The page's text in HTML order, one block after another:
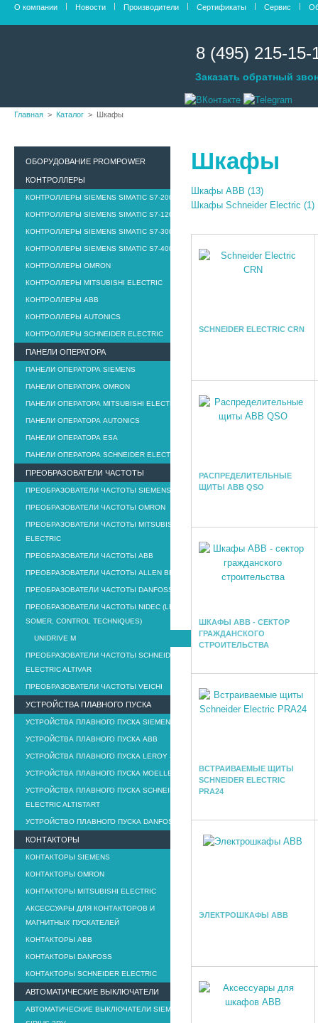
О компании Новости Производители Сертификаты Сервис
8 (495) 215-15-
Заказать обратный
Главная Каталог Шкафы
ОБОРУДОВАНИЕ PROMPOWER
КОНТРОЛЛЕРЫ
КОНТРОЛЛЕРЫ SIEMENS SIMATIC S7-200
КОНТРОЛЛЕРЫ SIEMENS SIMATIC S7-1200
КОНТРОЛЛЕРЫ SIEMENS SIMATIC S7-300
КОНТРОЛЛЕРЫ SIEMENS SIMATIC S7-400
КОНТРОЛЛЕРЫ OMRON
КОНТРОЛЛЕРЫ MITSUBISHI ELECTRIC
КОНТРОЛЛЕРЫ ABB
КОНТРОЛЛЕРЫ AUTONICS
КОНТРОЛЛЕРЫ SCHNEIDER ELECTRIC
ПАНЕЛИ ОПЕРАТОРА
ПАНЕЛИ ОПЕРАТОРА SIEMENS
ПАНЕЛИ ОПЕРАТОРА OMRON
ПАНЕЛИ ОПЕРАТОРА MITSUBISHI ELECTRIC
ПАНЕЛИ ОПЕРАТОРА AUTONICS
ПАНЕЛИ ОПЕРАТОРА ESA
ПАНЕЛИ ОПЕРАТОРА SCHNEIDER ELECTRIC
ПРЕОБРАЗОВАТЕЛИ ЧАСТОТЫ
ПРЕОБРАЗОВАТЕЛИ ЧАСТОТЫ SIEMENS
ПРЕОБРАЗОВАТЕЛИ ЧАСТОТЫ OMRON
ПРЕОБРАЗОВАТЕЛИ ЧАСТОТЫ MITSUBISHI
ELECTRIC
ПРЕОБРАЗОВАТЕЛИ ЧАСТОТЫ ABB
ПРЕОБРАЗОВАТЕЛИ ЧАСТОТЫ ALLEN BRADLEY
ПРЕОБРАЗОВАТЕЛИ ЧАСТОТЫ DANFOSS
ПРЕОБРАЗОВАТЕЛИ ЧАСТОТЫ NIDEC (LEROY
SOMER, CONTROL TECHNIQUES)
UNIDRIVE M
ПРЕОБРАЗОВАТЕЛИ ЧАСТОТЫ SCHNEIDER
ELECTRIC ALTIVAR
ПРЕОБРАЗОВАТЕЛИ ЧАСТОТЫ VEICHI
УСТРОЙСТВА ПЛАВНОГО ПУСКА
УСТРОЙСТВА ПЛАВНОГО ПУСКА SIEMENS
УСТРОЙСТВА ПЛАВНОГО ПУСКА ABB
УСТРОЙСТВА ПЛАВНОГО ПУСКА LEROY SOMER
УСТРОЙСТВА ПЛАВНОГО ПУСКА MOELLER
УСТРОЙСТВА ПЛАВНОГО ПУСКА SCHNEIDER
ELECTRIC ALTISTART
УСТРОЙСТВО ПЛАВНОГО ПУСКА DANFOSS
КОНТАКТОРЫ
КОНТАКТОРЫ SIEMENS
КОНТАКТОРЫ OMRON
КОНТАКТОРЫ MITSUBISHI ELECTRIC
АКСЕССУАРЫ ДЛЯ КОНТАКТОРОВ И
МАГНИТНЫХ ПУСКАТЕЛЕЙ
КОНТАКТОРЫ ABB
КОНТАКТОРЫ DANFOSS
КОНТАКТОРЫ SCHNEIDER ELECTRIC
АВТОМАТИЧЕСКИЕ ВЫКЛЮЧАТЕЛИ
АВТОМАТИЧЕСКИЕ ВЫКЛЮЧАТЕЛИ SIEMENS
Шкафы
Шкафы ABB (13)
Шкафы Schneider Electric (1)
SCHNEIDER ELECTRIC CRN
РАСПРЕДЕЛИТЕЛЬНЫЕ
ЩИТЫ ABB QSO
ШКАФЫ ABB - СЕКТОР
ГРАЖДАНСКОГО
СТРОИТЕЛЬСТВА
ВСТРАИВАЕМЫЕ ЩИТЫ
SCHNEIDER ELECTRIC
PRA24
ЭЛЕКТРОШКАФЫ ABB